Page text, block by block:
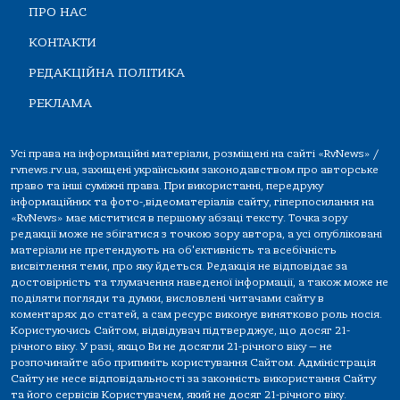
ПРО НАС
КОНТАКТИ
РЕДАКЦІЙНА ПОЛІТИКА
РЕКЛАМА
Усі права на інформаційні матеріали, розміщені на сайті «RvNews» /
rvnews.rv.ua, захищені українським законодавством про авторське
право та інші суміжні права. При використанні, передруку
інформаційних та фото-,відеоматеріалів сайту, гіперпосилання на
«RvNews» має міститися в першому абзаці тексту. Точка зору
редакції може не збігатися з точкою зору автора, а усі опубліковані
матеріали не претендують на об'єктивність та всебічність
висвітлення теми, про яку йдеться. Редакція не відповідає за
достовірність та тлумачення наведеної інформації, а також може не
поділяти погляди та думки, висловлені читачами сайту в
коментарях до статей, а сам ресурс виконує винятково роль носія.
Користуючись Сайтом, відвідувач підтверджує, що досяг 21-
річного віку. У разі, якщо Ви не досягли 21-річного віку — не
розпочинайте або припиніть користування Сайтом. Адміністрація
Сайту не несе відповідальності за законність використання Сайту
та його сервісів Користувачем, який не досяг 21-річного віку.